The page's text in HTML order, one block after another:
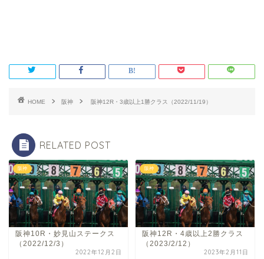
HOME 阪神 阪神12R・3歳以上1勝クラス（2022/11/19）
RELATED POST
阪神
阪神10R・妙見山ステークス
（2022/12/3）
2022年12月2日
阪神
阪神12R・4歳以上2勝クラス
（2023/2/12）
2023年2月11日